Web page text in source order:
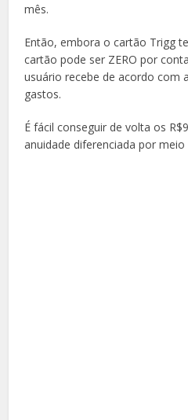
mês.
Então, embora o cartão Trigg
cartão pode ser ZERO por
usuário recebe de acordo com
gastos.
É fácil conseguir de volta os
anuidade diferenciada por meio